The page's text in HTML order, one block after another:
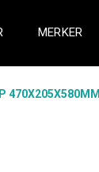
MERKER
470X205X580MM